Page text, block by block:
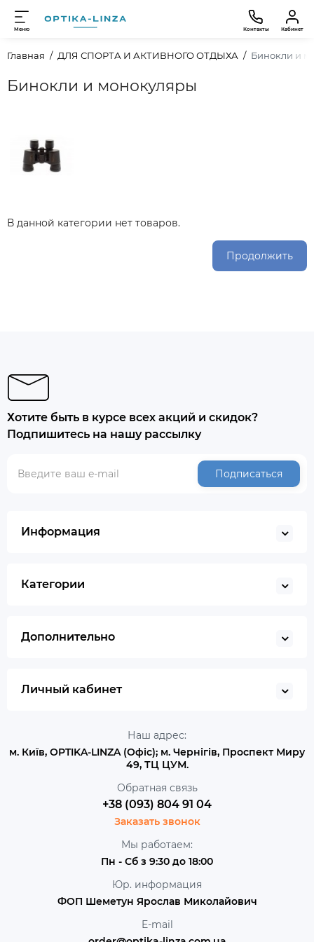
Меню Контакты Кабинет
Главная ДЛЯ СПОРТА И АКТИВНОГО ОТДЫХА Бинокли и
Бинокли и монокуляры
В данной категории нет товаров.
Продолжить
Хотите быть в курсе всех акций и скидок?
Подпишитесь на нашу рассылку
Подписаться
Информация
Категории
Дополнительно
Личный кабинет
Наш адрес:
м. Київ, OPTIKA-LINZA (Офіс); м. Чернігів, Проспект Миру
49, ТЦ ЦУМ.
Обратная связь
+38 (093) 804 91 04
Заказать звонок
Мы работаем:
Пн - Сб з 9:30 до 18:00
Юр. информация
ФОП Шеметун Ярослав Миколайович
E-mail